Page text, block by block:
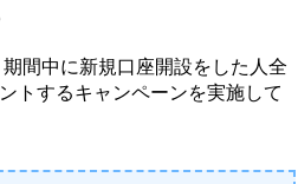
間中に新規口座開設をした人全
トするキャンペーンを実施して